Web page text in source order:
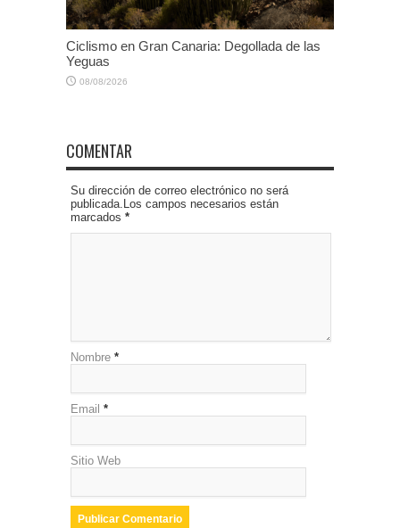
Ciclismo en Gran Canaria: Degollada de las
Yeguas
08/08/2026
COMENTAR
Su dirección de correo electrónico no será
publicada.Los campos necesarios están
marcados *
Nombre *
Email *
Sitio Web